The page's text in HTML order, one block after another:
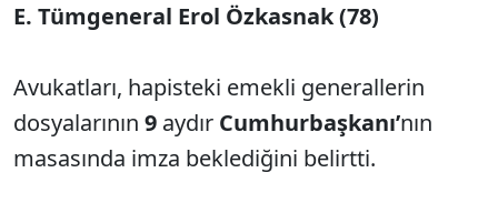
E. Tümgeneral Erol Özkasnak (78)
Avukatları, hapisteki emekli generallerin
dosyalarının 9 aydır Cumhurbaşkanı’nın
masasında imza beklediğini belirtti.